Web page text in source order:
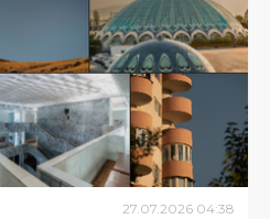
27 07 2026 04:38